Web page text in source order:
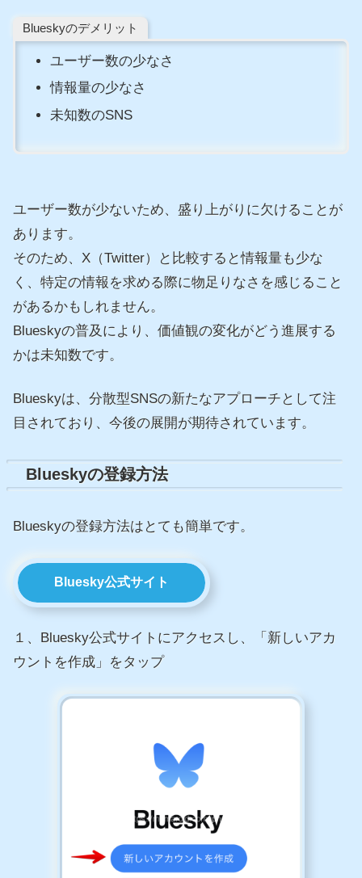
Blueskyのデメリット
ユーザー数の少なさ
情報量の少なさ
未知数のSNS
ユーザー数が少ないため、盛り上がりに欠けることが
あります。
そのため、X（Twitter）と比較すると情報量も少な
く、特定の情報を求める際に物足りなさを感じること
があるかもしれません。
Blueskyの普及により、価値観の変化がどう進展する
かは未知数です。
Blueskyは、分散型SNSの新たなアプローチとして注
目されており、今後の展開が期待されています。
Blueskyの登録方法
Blueskyの登録方法はとても簡単です。
Bluesky公式サイト
１、Bluesky公式サイトにアクセスし、「新しいアカ
ウントを作成」をタップ